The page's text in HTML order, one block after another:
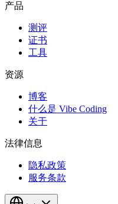
产品
测评
证书
工具
资源
博客
什么是 Vibe Coding
关于
法律信息
隐私政策
服务条款